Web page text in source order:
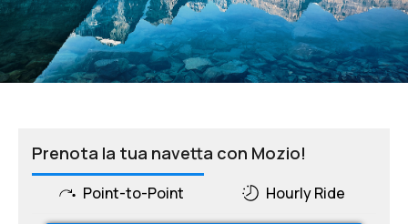
Prenota la tua navetta con Mozio!
Point-to-Point Hourly Ride